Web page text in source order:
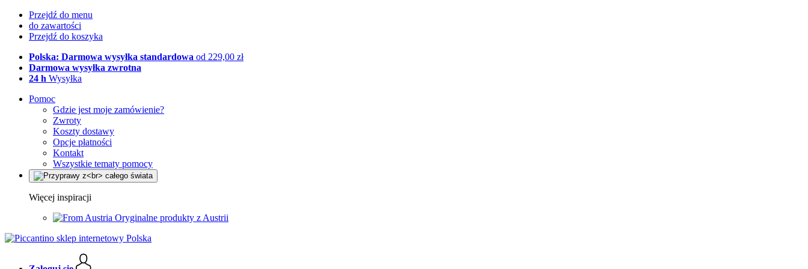
Przejdź do menu
do zawartości
Przejdź do koszyka
Polska: Darmowa wysyłka standardowa od 229,00 zł
Darmowa wysyłka zwrotna
24 h Wysyłka
Pomoc
Gdzie jest moje zamówienie?
Zwroty
Koszty dostawy
Opcje płatności
Kontakt
Wszystkie tematy pomocy
Więcej inspiracji
Oryginalne produkty z Austrii